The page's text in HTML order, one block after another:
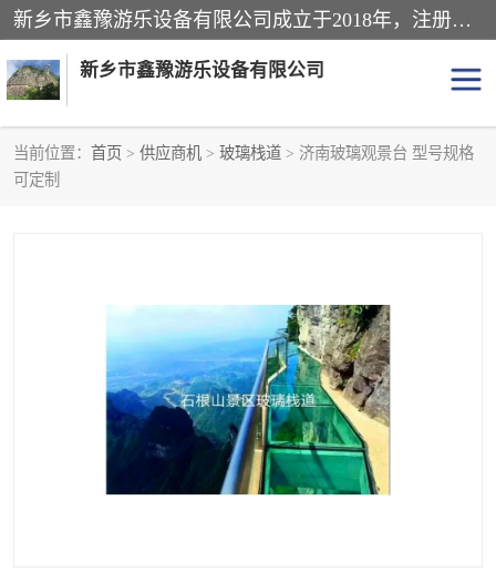
新乡市鑫豫游乐设备有限公司成立于2018年，注册地位于河南省。经营范围包括游乐设备、滑索、滑道、空中自行车、吊桥、拓展器材、攀岩器材、趣桥、悬崖秋千、网红桥、儿童乐园设备、水上乐园设备、丛林穿越设备、音乐呐喊设备、轨道滑车、栈道、玻璃滑道、观景平台、景观包装的设计、制造、销售、安装、维修，景区策划服务。
新乡市鑫豫游乐设备有限公司
当前位置： 首页 > 供应商机 > 玻璃栈道 > 济南玻璃观景台 型号规格
可定制
游乐设备
水上乐园设备
攀岩器材
空中自行车
玻璃滑道